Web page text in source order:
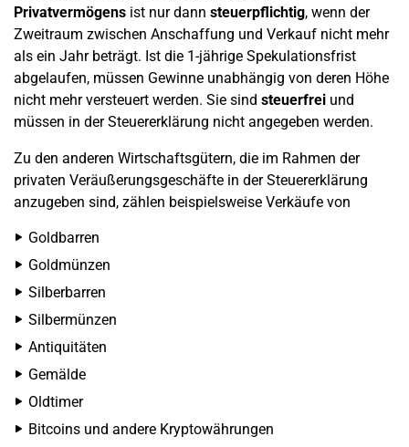
Privatvermögens ist nur dann steuerpflichtig, wenn der
Zweitraum zwischen Anschaffung und Verkauf nicht mehr
als ein Jahr beträgt. Ist die 1-jährige Spekulationsfrist
abgelaufen, müssen Gewinne unabhängig von deren Höhe
nicht mehr versteuert werden. Sie sind steuerfrei und
müssen in der Steuererklärung nicht angegeben werden.
Zu den anderen Wirtschaftsgütern, die im Rahmen der
privaten Veräußerungsgeschäfte in der Steuererklärung
anzugeben sind, zählen beispielsweise Verkäufe von
Goldbarren
Goldmünzen
Silberbarren
Silbermünzen
Antiquitäten
Gemälde
Oldtimer
Bitcoins und andere Kryptowährungen